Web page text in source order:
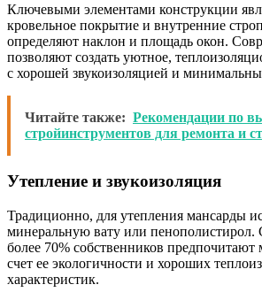
Ключевыми элементами конструкции
кровельное покрытие и внутренние
определяют наклон и площадь окон.
позволяют создать уютное,
с хорошей звукоизоляцией и
Читайте также: Рекомендации по
стройинструментов для ремонта и
Утепление и звукоизоляция
Традиционно, для утепления мансарды
минеральную вату или пенополистирол.
более 70% собственников предпочитают
счет ее экологичности и хороших
характеристик.